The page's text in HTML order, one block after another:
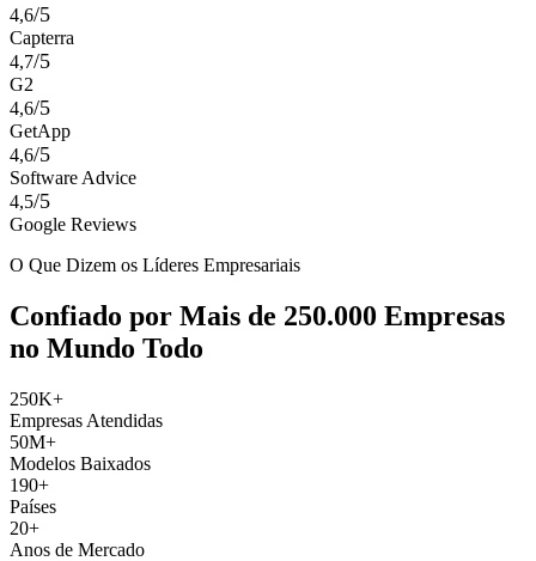
4,6/5
Capterra
4,7/5
G2
4,6/5
GetApp
4,6/5
Software Advice
4,5/5
Google Reviews
O Que Dizem os Líderes Empresariais
Confiado por Mais de 250.000 Empresas
no Mundo Todo
250K+
Empresas Atendidas
50M+
Modelos Baixados
190+
Países
20+
Anos de Mercado